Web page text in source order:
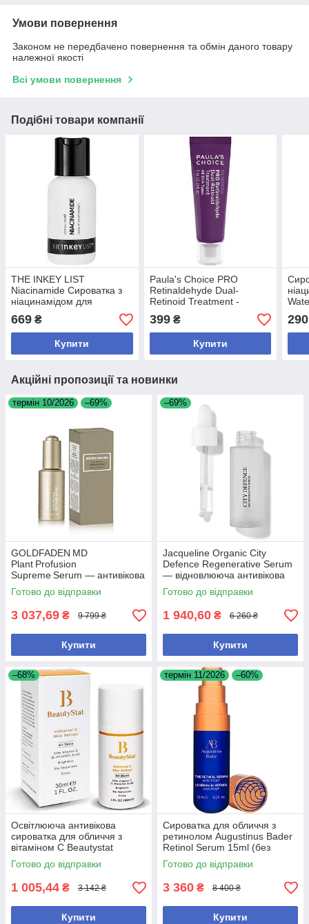
Умови повернення
Законом не передбачено повернення та обмін даного товару
належної якості
Всі умови повернення
Подібні товари компанії
THE INKEY LIST
Niacinamide Сироватка з
ніацинамідом для
проблемної шкіри 30 мл
669 ₴
Купити
Paula's Choice PRO
Retinaldehyde Dual-
Retinoid Treatment -
Активна сироватка з
подвійним ретиноїдом, 3
мл
399₴
Купити
мл
290
Акційні пропозиції та новинки
термін 10/2026 –69%
GOLDFADEN MD
Plant Profusion
Supreme Serum — антивікова
сироватка зі стовбуровими
клітинами рослин, 30 мл
Готово до відправки
3 037,69 ₴ 9 799 ₴
Купити
–69%
Jacqueline Organic City
Defence Regenerative Serum
— відновлююча антивікова
сироватка, 30 мл
Готово до відправки
1 940,60 ₴ 6 260 ₴
Купити
–68%
Освітлююча антивікова
сироватка для обличчя з
вітаміном С Beautystat
Universal C Skin Refiner 30 мл
Готово до відправки
1 005,44 ₴ 3 142 ₴
Купити
термін 11/2026 –60%
Сироватка для обличчя з
ретинолом Augustinus Bader
Retinol Serum 15ml (без
коробки)
Готово до відправки
3 360 ₴ 8 400 ₴
Купити